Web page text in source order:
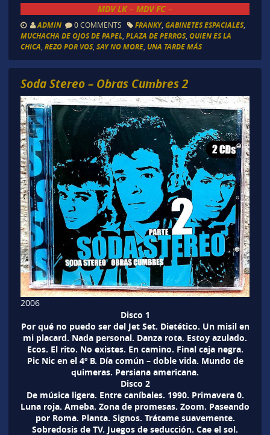
MDV LK– MDV FC –
ADMIN 0 COMMENTS FRANKY, GABINETES ESPACIALES,
MUCHACHA DE OJOS DE PAPEL, PLAZA DE PERROS, QUIEN ES LA
CHICA, REZO POR VOS, SAY NO MORE, UNA TARDE MÁS
Soda Stereo – Obras Cumbres 2
2006
Disco 1
Por qué no puedo ser del Jet Set. Dietético. Un misil en
mi placard. Nada personal. Danza rota. Estoy azulado.
Ecos. El rito. No existes. En camino. Final caja negra.
Pic Nic en el 4º B. Día común – doble vida. Mundo de
quimeras. Persiana americana.
Disco 2
De música ligera. Entre caníbales. 1990. Primavera 0.
Luna roja. Ameba. Zona de promesas. Zoom. Paseando
por Roma. Planta. Signos. Trátame suavemente.
Sobredosis de TV. Juegos de seducción. Cae el sol.